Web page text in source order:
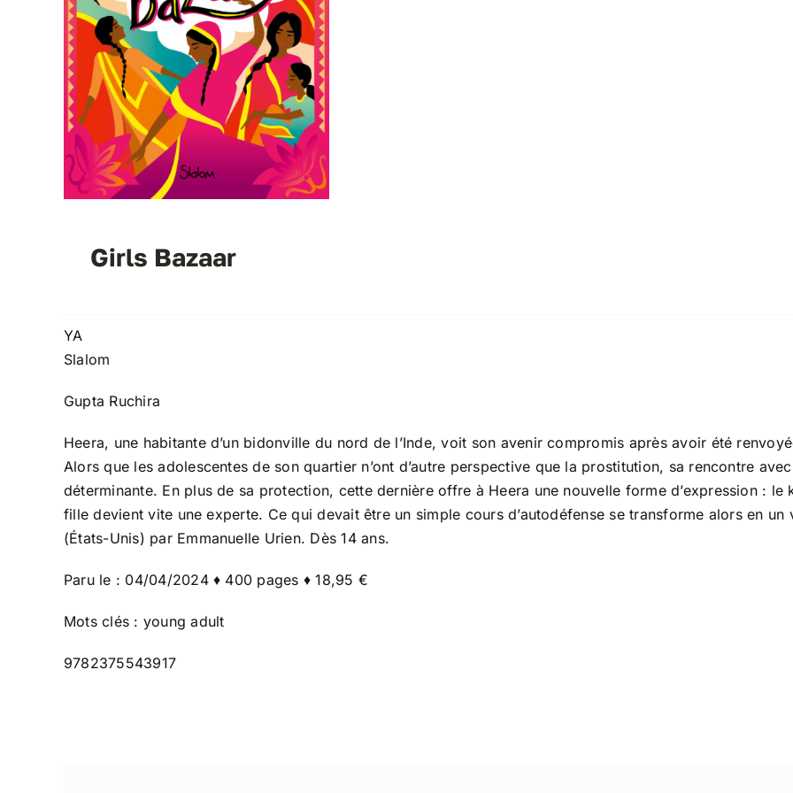
Girls Bazaar
YA
Slalom
Gupta Ruchira
Heera, une habitante d’un bidonville du nord de l’Inde, voit son avenir compromis après avoir été
Alors que les adolescentes de son quartier n’ont d’autre perspective que la prostitution, sa rencontre
déterminante. En plus de sa protection, cette dernière offre à Heera une nouvelle forme d’expression :
fille devient vite une experte. Ce qui devait être un simple cours d’autodéfense se transforme alors en
(États-Unis) par Emmanuelle Urien. Dès 14 ans.
Paru le : 04/04/2024 ♦ 400 pages ♦ 18,95 €
Mots clés : young adult
9782375543917